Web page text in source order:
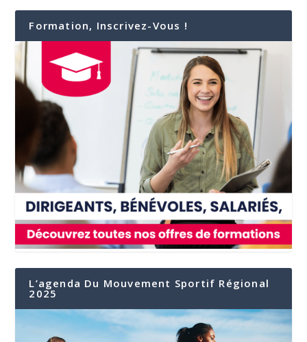
Formation, Inscrivez-Vous !
L’agenda Du Mouvement Sportif Régional
2025